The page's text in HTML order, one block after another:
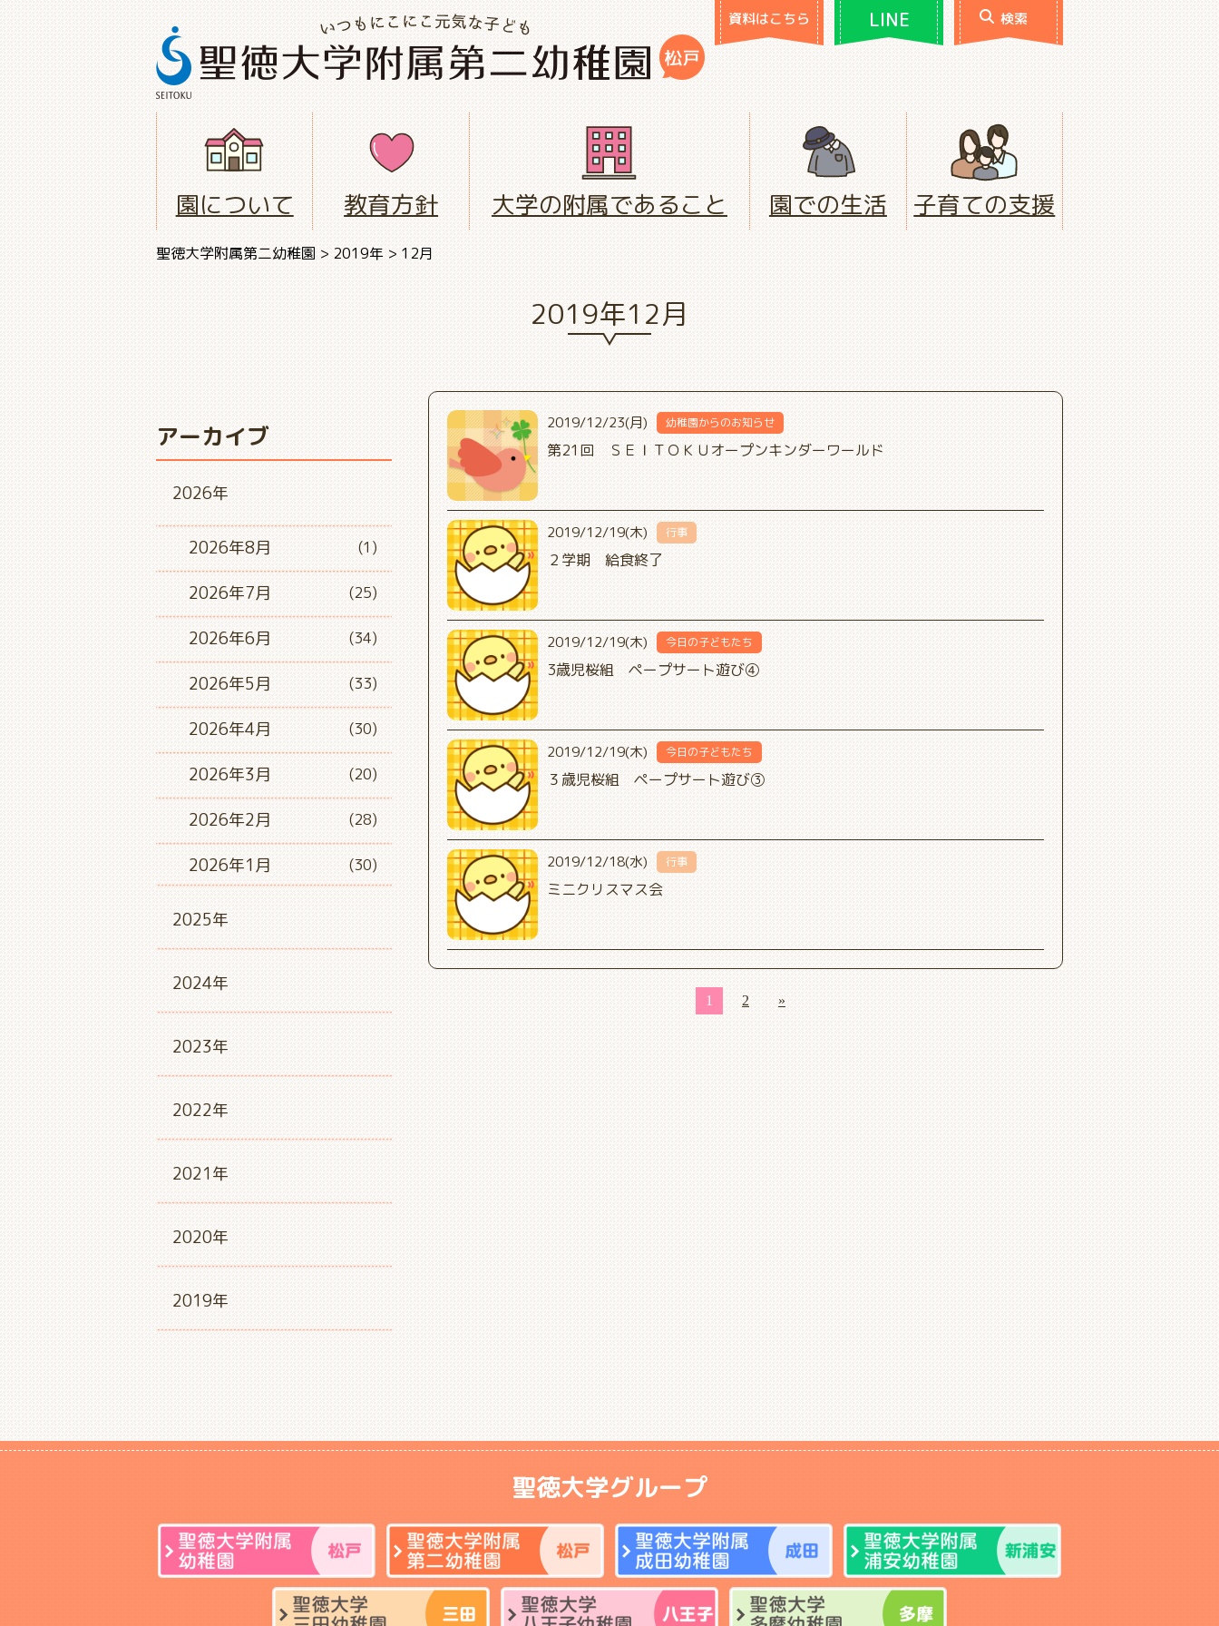
資料はこちら LINE 検索
園について 教育方針 大学の附属であること 園での生活 子育ての支援
聖徳大学附属第二幼稚園>2019年>12月
2019年12月
アーカイブ
2026年
2026年8月 (1)
2026年7月 (25)
2026年6月 (34)
2026年5月 (33)
2026年4月 (30)
2026年3月 (20)
2026年2月 (28)
2026年1月 (30)
2025年
2024年
2023年
2022年
2021年
2020年
2019年
2019/12/23(月) 幼稚園からのお知らせ
第21回 ＳＥＩＴＯＫＵオープンキンダーワールド
2019/12/19(木) 行事
２学期 給食終了
2019/12/19(木) 今日の子どもたち
3歳児桜組 ペープサート遊び④
2019/12/19(木) 今日の子どもたち
３歳児桜組 ペープサート遊び③
2019/12/18(水) 行事
ミニクリスマス会
1 2 »
聖徳大学グループ